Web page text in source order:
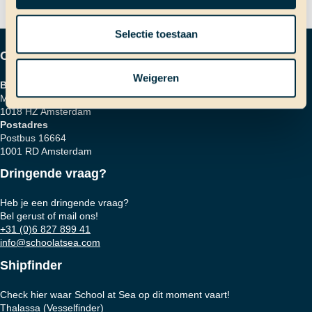
Selectie toestaan
Weigeren
Contactgegevens
Bezoekadres
Marinierskade 59
1018 HZ Amsterdam
Postadres
Postbus 16664
1001 RD Amsterdam
Dringende vraag?
Heb je een dringende vraag?
Bel gerust of mail ons!
+31 (0)6 827 899 41
info@schoolatsea.com
Shipfinder
Check hier waar School at Sea op dit moment vaart!
Thalassa (Vesselfinder)